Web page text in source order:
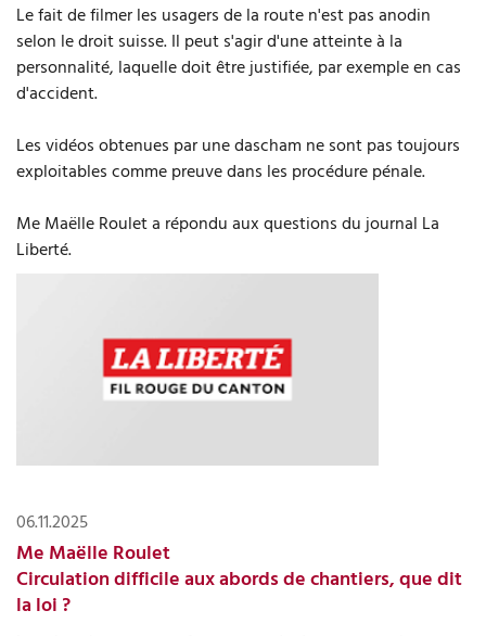
Le fait de filmer les usagers de la route n'est pas anodin
selon le droit suisse. Il peut s'agir d'une atteinte à la
personnalité, laquelle doit être justifiée, par exemple en cas
d'accident.
Les vidéos obtenues par une dascham ne sont pas toujours
exploitables comme preuve dans les procédure pénale.
Me Maëlle Roulet a répondu aux questions du journal La
Liberté.
06.11.2025
Me Maëlle Roulet
Circulation difficile aux abords de chantiers, que dit
la loi ?